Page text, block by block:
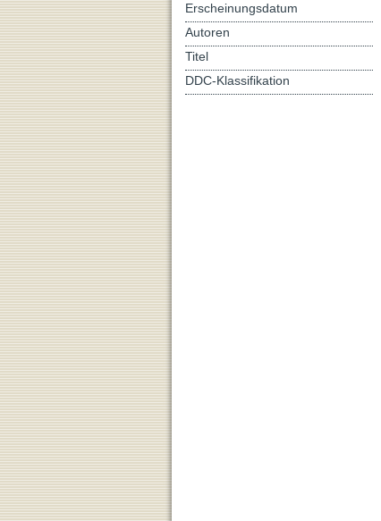
Erscheinungsdatum
Autoren
Titel
DDC-Klassifikation